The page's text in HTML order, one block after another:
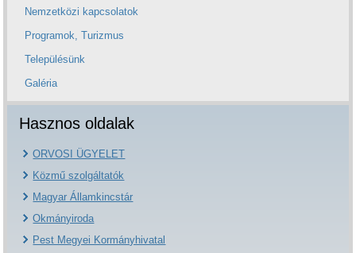
Nemzetközi kapcsolatok
Programok, Turizmus
Településünk
Galéria
Hasznos oldalak
ORVOSI ÜGYELET
Közmű szolgáltatók
Magyar Államkincstár
Okmányiroda
Pest Megyei Kormányhivatal